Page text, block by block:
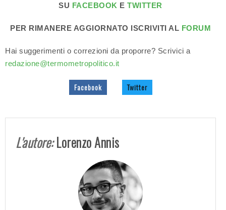
SU FACEBOOK ETWITTER
PER RIMANERE AGGIORNATO ISCRIVITI AL FORUM
Hai suggerimenti o correzioni da proporre? Scrivici a
redazione@termometropolitico.it
Facebook Twitter
L'autore:Lorenzo Annis